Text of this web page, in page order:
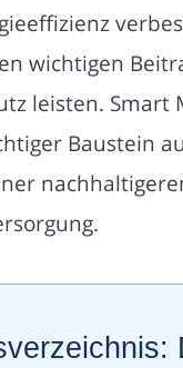
wichtigen
leisten. Smart
Baustein